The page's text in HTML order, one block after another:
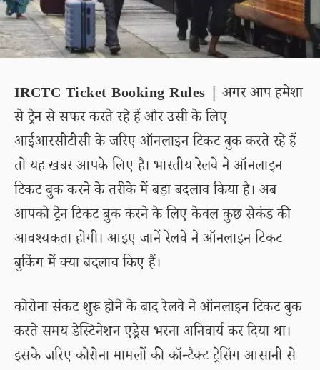
IRCTC Ticket Booking Rules | अगर आप हमेशा
से ट्रेन से सफर करते रहे हैं और उसी के लिए
आईआरसीटीसी के जरिए ऑनलाइन टिकट बुक करते रहे हैं
तो यह खबर आपके लिए है। भारतीय रेलवे ने ऑनलाइन
टिकट बुक करने के तरीके में बड़ा बदलाव किया है। अब
आपको ट्रेन टिकट बुक करने के लिए केवल कुछ सेकंड की
आवश्यकता होगी। आइए जानें रेलवे ने ऑनलाइन टिकट
बुकिंग में क्या बदलाव किए हैं।
कोरोना संकट शुरू होने के बाद रेलवे ने ऑनलाइन टिकट बुक
करते समय डेस्टिनेशन एड्रेस भरना अनिवार्य कर दिया था।
इसके जरिए कोरोना मामलों की कॉन्टैक्ट ट्रेसिंग आसानी से